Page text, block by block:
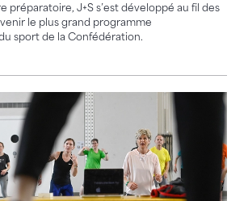
préparatoire, J+S s’est développé au fil des
le plus grand programme
sport de la Confédération.
Gym'n'Move » réussi à Aarau